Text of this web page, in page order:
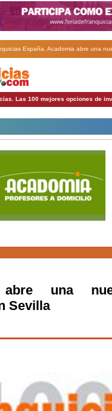
España. Acadomia abre una
Las 100 mejores opciones de
abre una
Sevilla